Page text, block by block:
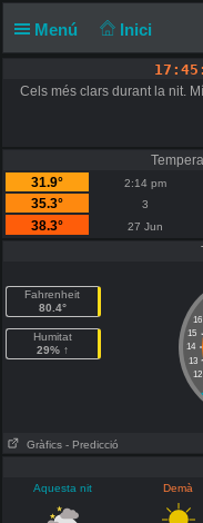
Menú Inici
Cels més clars durant la nit.
31.9°
2:14 pm
35.3°
3
38.3°
27 Jun
Fahrenheit
80.4°
Humitat
29% ↑
16
15
14
13
12
Gràfics - Predicció
Aquesta nit
Demà